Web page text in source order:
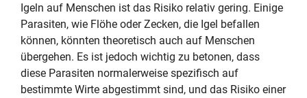
Igeln auf Menschen ist das Risiko relativ gering. Einige
Parasiten, wie Flöhe oder Zecken, die Igel befallen
können, könnten theoretisch auch auf Menschen
übergehen. Es ist jedoch wichtig zu betonen, dass
diese Parasiten normalerweise spezifisch auf
bestimmte Wirte abgestimmt sind, und das Risiko einer